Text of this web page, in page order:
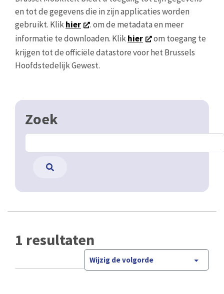
en tot de gegevens die in zijn applicaties worden
gebruikt. Klikhier
. om de metadata en meer
informatie te downloaden. Klikhier
om toegang te
krijgen tot de officiële datastore voor het Brussels
Hoofdstedelijk Gewest.
Zoek
1 resultaten
Wijzig de volgorde